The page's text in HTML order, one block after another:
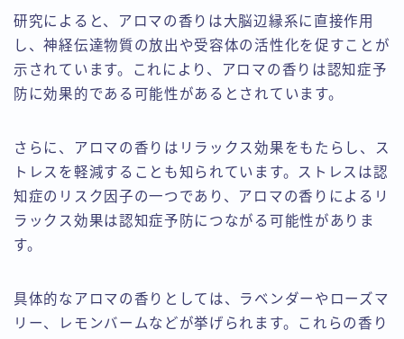
研究によると、アロマの香りは大脳辺縁系に直接作用
し、神経伝達物質の放出や受容体の活性化を促すことが
示されています。これにより、アロマの香りは認知症予
防に効果的である可能性があるとされています。
さらに、アロマの香りはリラックス効果をもたらし、ス
トレスを軽減することも知られています。ストレスは認
知症のリスク因子の一つであり、アロマの香りによるリ
ラックス効果は認知症予防につながる可能性がありま
す。
具体的なアロマの香りとしては、ラベンダーやローズマ
リー、レモンバームなどが挙げられます。これらの香り